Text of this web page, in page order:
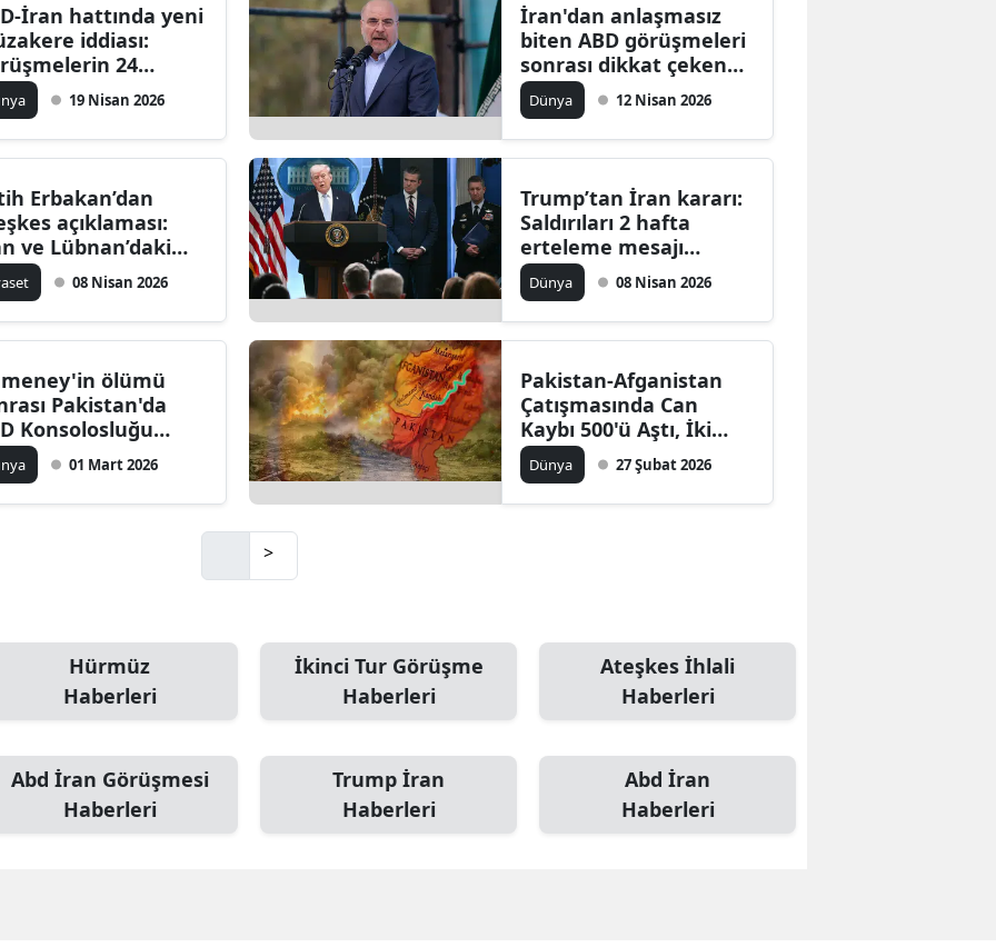
İran hattında yeni
iddiası:
24
önce
öne
19 Nisan 2026
İran'dan anlaşmasız
biten ABD görüşmeleri
sonrası dikkat çeken
mesaj: Washington
güven veremedi
Dünya 12 Nisan 2026
Erbakan’dan
açıklaması:
ve Lübnan’daki
hesabı
08 Nisan 2026
Trump’tan İran kararı:
Saldırıları 2 hafta
erteleme mesajı
piyasaları ve
diplomasiyi
hareketlendirdi
Dünya 08 Nisan 2026
ölümü
Pakistan'da
Konsolosluğu
patlama: En az
öldü01 Mart 2026
Pakistan-Afganistan
Çatışmasında Can
Kaybı 500'ü Aştı, İki
Taraftan Çelişkili
Açıklamalar Geldi
Dünya 27 Şubat 2026
>
Hürmüz
Haberleri
İkinci Tur Görüşme
Haberleri
Ateşkes İhlali
Haberleri
Abd İran Görüşmesi
Haberleri
Trump İran
Haberleri
Abd İran
Haberleri